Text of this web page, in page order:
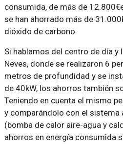
consumida, de más de
se han ahorrado más de
dióxido de carbono.
Si hablamos del centro de día y
Neves, donde se realizaron 6
metros de profundidad y se
de 40kW, los ahorros también
Teniendo en cuenta el mismo
y comparándolo con el
(bomba de calor aire-agua y
ahorros en energía consumida